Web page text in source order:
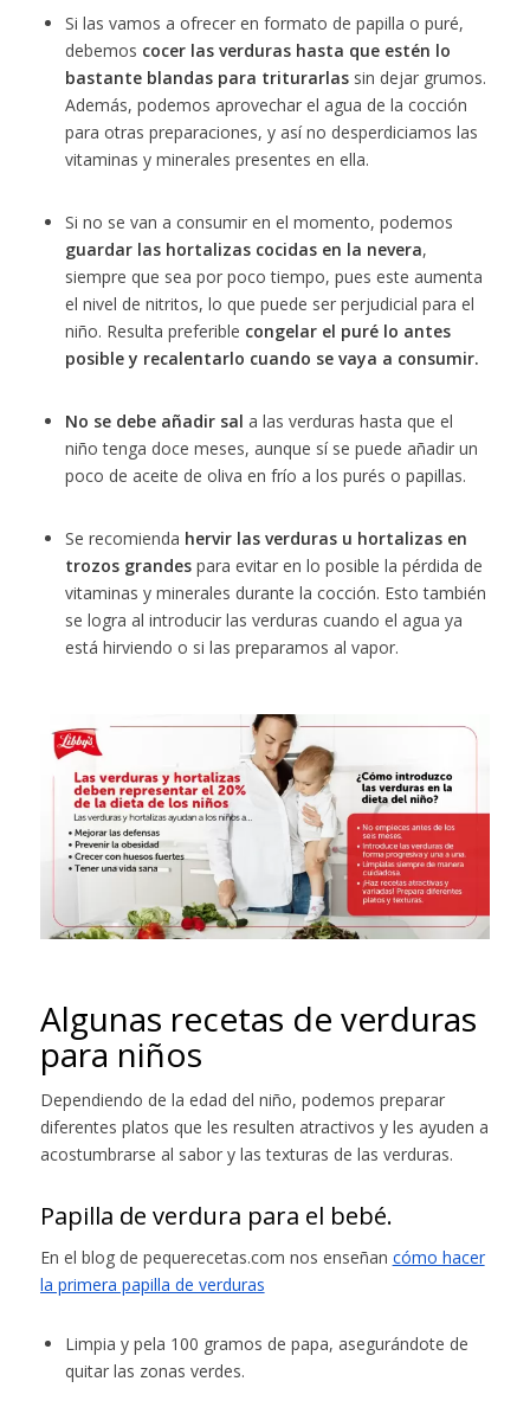
Si las vamos a ofrecer en formato de papilla o puré,
debemos cocer las verduras hasta que estén lo
bastante blandas para triturarlassin dejar grumos.
Además, podemos aprovechar el agua de la cocción
para otras preparaciones, y así no desperdiciamos las
vitaminas y minerales presentes en ella.
Si no se van a consumir en el momento, podemos
guardar las hortalizas cocidas en la nevera,
siempre que sea por poco tiempo, pues este aumenta
el nivel de nitritos, lo que puede ser perjudicial para el
niño. Resulta preferible congelar el puré lo antes
posible y recalentarlo cuando se vaya a consumir.
No se debe añadir sal a las verduras hasta que el
niño tenga doce meses, aunque sí se puede añadir un
poco de aceite de oliva en frío a los purés o papillas.
Se recomienda hervir las verduras u hortalizas en
trozos grandes para evitar en lo posible la pérdida de
vitaminas y minerales durante la cocción. Esto también
se logra al introducir las verduras cuando el agua ya
está hirviendo o si las preparamos al vapor.
Algunas recetas de verduras
para niños
Dependiendo de la edad del niño, podemos preparar
diferentes platos que les resulten atractivos y les ayuden a
acostumbrarse al sabor y las texturas de las verduras.
Papilla de verdura para el bebé.
En el blog de pequerecetas.com nos enseñan cómo hacer
la primera papilla de verduras
Limpia y pela 100 gramos de papa, asegurándote de
quitar las zonas verdes.